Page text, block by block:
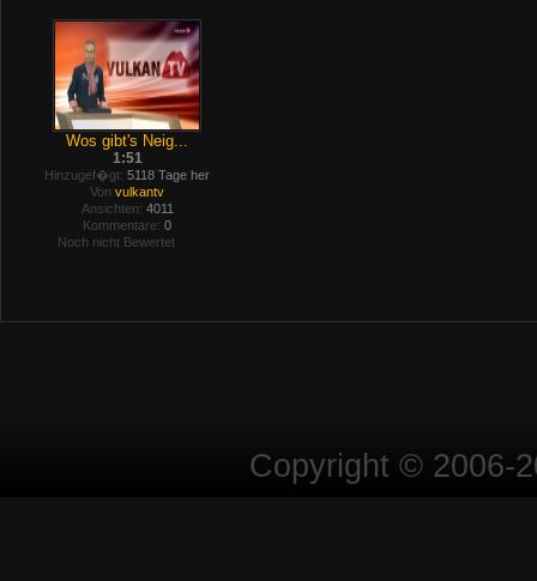
Wos gibt's Neig...
1:51
Hinzugef�gt: 5118 Tage her
Von vulkantv
Ansichten: 4011
Kommentare: 0
Noch nicht Bewertet
Copyright © 2006-